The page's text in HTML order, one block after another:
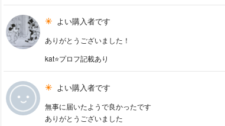
よい購入者です
ありがとうございました！
kat⭐️プロフ記載あり
よい購入者です
無事に届いたようで良かったです
ありがとうございました